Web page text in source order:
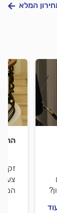
המלא
צעד